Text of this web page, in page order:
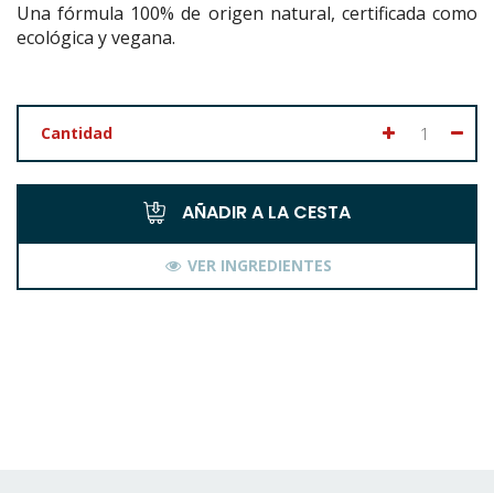
Una fórmula 100% de origen natural, certificada como
ecológica y vegana.
Cantidad
AÑADIR A LA CESTA
VER INGREDIENTES